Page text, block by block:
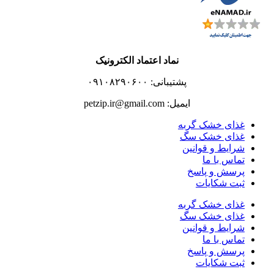
نماد اعتماد الکترونیک
پشتیبانی: ۰۹۱۰۸۲۹۰۶۰۰
ایمیل: petzip.ir@gmail.com
غذای خشک گربه
غذای خشک سگ
شرایط و قوانین
تماس با ما
پرسش و پاسخ
ثبت شکایات
غذای خشک گربه
غذای خشک سگ
شرایط و قوانین
تماس با ما
پرسش و پاسخ
ثبت شکایات